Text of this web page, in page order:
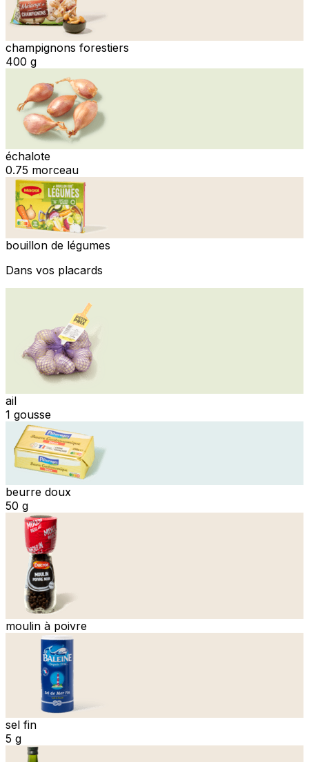
champignons forestiers
400 g
échalote
0.75 morceau
bouillon de légumes
Dans vos placards
ail
1 gousse
beurre doux
50 g
moulin à poivre
sel fin
5 g